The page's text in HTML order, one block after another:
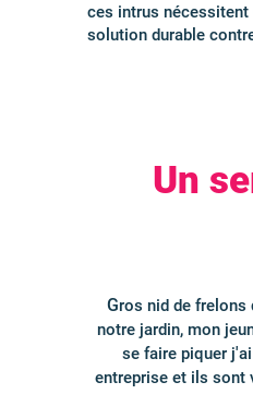
ces intrus
solution durable
Un
Gros nid de frelons
notre jardin, mon
se faire piquer
entreprise et ils sont